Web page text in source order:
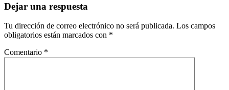
Dejar una respuesta
Tu dirección de correo electrónico no será publicada. Los campos
obligatorios están marcados con *
Comentario *